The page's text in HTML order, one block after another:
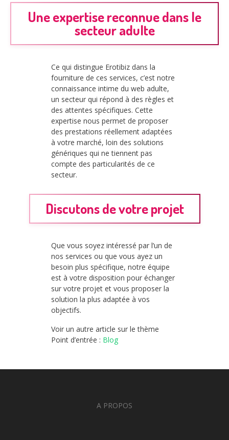
Une expertise reconnue dans le
secteur adulte
Ce qui distingue Erotibiz dans la
fourniture de ces services, c’est notre
connaissance intime du web adulte,
un secteur qui répond à des règles et
des attentes spécifiques. Cette
expertise nous permet de proposer
des prestations réellement adaptées
à votre marché, loin des solutions
génériques qui ne tiennent pas
compte des particularités de ce
secteur.
Discutons de votre projet
Que vous soyez intéressé par l’un de
nos services ou que vous ayez un
besoin plus spécifique, notre équipe
est à votre disposition pour échanger
sur votre projet et vous proposer la
solution la plus adaptée à vos
objectifs.
Voir un autre article sur le thème
Point d’entrée : Blog
A PROPOS